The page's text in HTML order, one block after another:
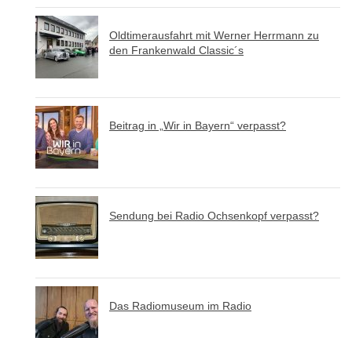
Oldtimerausfahrt mit Werner Herrmann zu
den Frankenwald Classic´s
Beitrag in „Wir in Bayern“ verpasst?
Sendung bei Radio Ochsenkopf verpasst?
Das Radiomuseum im Radio